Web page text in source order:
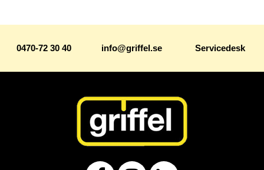
0470-72 30 40 info@griffel.se Servicedesk